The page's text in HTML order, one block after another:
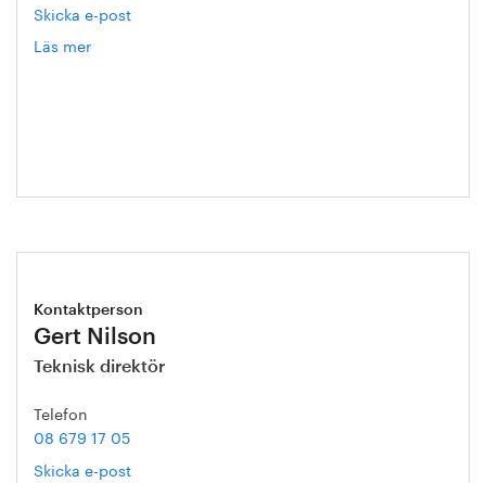
Skicka e-post
Läs mer
Kontaktperson
Gert Nilson
Teknisk direktör
Telefon
08 679 17 05
Skicka e-post